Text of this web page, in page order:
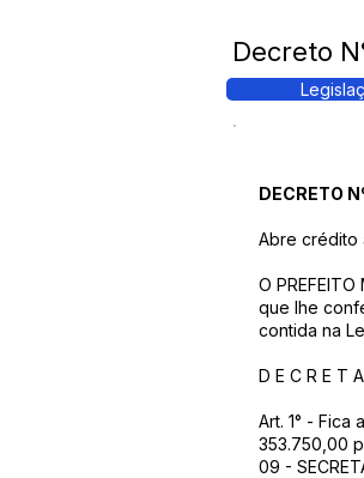
Decreto
DECRETO
Abre crédito
O
que lhe
contida na
D E C R E T
Art. 1° -
353.750,00
09 -